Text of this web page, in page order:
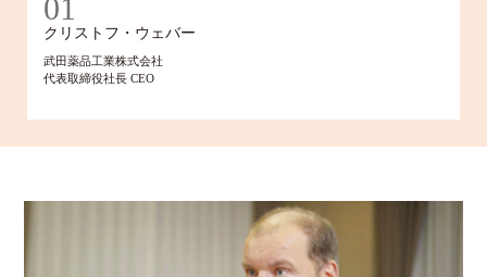
01
クリストフ・ウェバー
武田薬品工業株式会社
代表取締役社長 CEO